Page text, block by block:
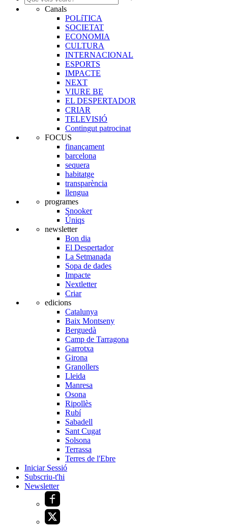
Canals
POLíTICA
SOCIETAT
ECONOMIA
CULTURA
INTERNACIONAL
ESPORTS
IMPACTE
NEXT
VIURE BE
EL DESPERTADOR
CRIAR
TELEVISIÓ
Contingut patrocinat
FOCUS
finançament
barcelona
sequera
habitatge
transparència
llengua
programes
Snooker
Úniqs
newsletter
Bon dia
El Despertador
La Setmanada
Sopa de dades
Impacte
Nextletter
Criar
edicions
Catalunya
Baix Montseny
Berguedà
Camp de Tarragona
Garrotxa
Girona
Granollers
Lleida
Manresa
Osona
Ripollès
Rubí
Sabadell
Sant Cugat
Solsona
Terrassa
Terres de l'Ebre
Iniciar Sessió
Subscriu-t'hi
Newsletter